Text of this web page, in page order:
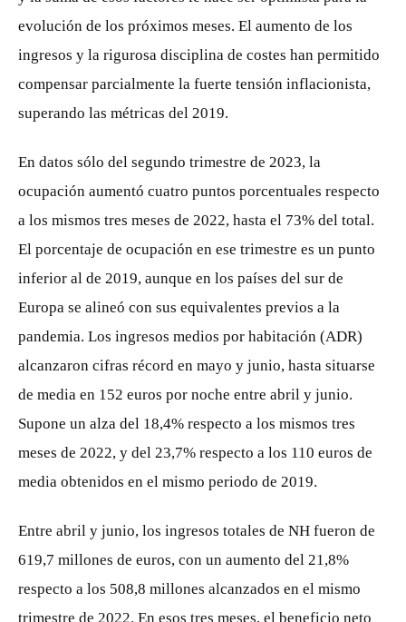
evolución de los próximos meses. El aumento de los
ingresos y la rigurosa disciplina de costes han permitido
compensar parcialmente la fuerte tensión inflacionista,
superando las métricas del 2019.
En datos sólo del segundo trimestre de 2023, la
ocupación aumentó cuatro puntos porcentuales respecto
a los mismos tres meses de 2022, hasta el 73% del total.
El porcentaje de ocupación en ese trimestre es un punto
inferior al de 2019, aunque en los países del sur de
Europa se alineó con sus equivalentes previos a la
pandemia. Los ingresos medios por habitación (ADR)
alcanzaron cifras récord en mayo y junio, hasta situarse
de media en 152 euros por noche entre abril y junio.
Supone un alza del 18,4% respecto a los mismos tres
meses de 2022, y del 23,7% respecto a los 110 euros de
media obtenidos en el mismo periodo de 2019.
Entre abril y junio, los ingresos totales de NH fueron de
619,7 millones de euros, con un aumento del 21,8%
respecto a los 508,8 millones alcanzados en el mismo
trimestre de 2022. En esos tres meses, el beneficio neto